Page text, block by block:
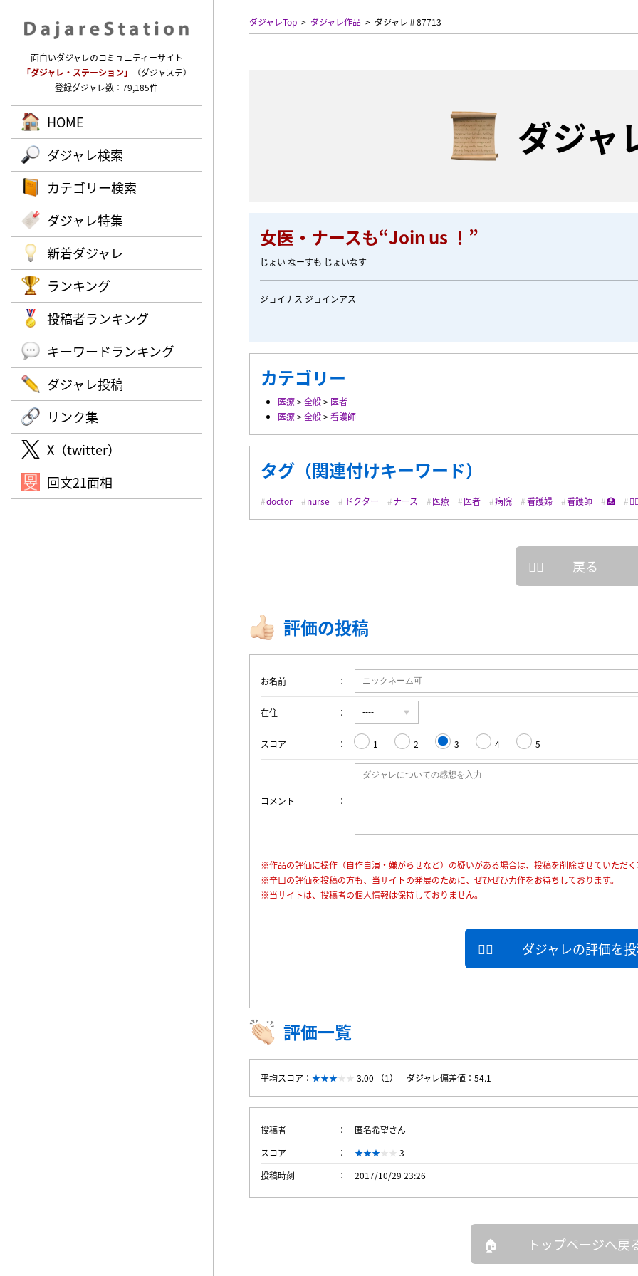
面白いダジャレのコミュニティーサイト
「ダジャレ・ステーション」
（ダジャステ）
登録ダジャレ数：79,185件
HOME
ダジャレ検索
カテゴリー検索
ダジャレ特集
新着ダジャレ
ランキング
投稿者ランキング
キーワードランキング
ダジャレ投稿
リンク集
X（twitter）
回文21面相
ダジャレTop ダジャレ作品 ダジャレ＃87713
ダジャ
女医・ナースも“Join us ！”
じょい なーすも じょいなす
ジョイナス ジョインアス
カテゴリー
医療>全般> 医者
医療>全般>看護師
タグ（関連付けキーワード）
doctor nurse ドクター ナース 医療 医者 病院 看護婦 看護師 🏥
戻る
評価の投稿
お名前
在住
スコア 1 2 3 4 5
コメント
※作品の評価に操作（自作自演・嫌がらせなど）の疑いがある場合は、投稿を削除させていただ
※辛口の評価を投稿の方も、当サイトの発展のために、ぜひぜひ力作をお待ちしております。
※当サイトは、投稿者の個人情報は保持しておりません。
ダジャレの評価を
評価一覧
平均スコア： 3.00 （1） ダジャレ偏差値：54.1
投稿者
匿名希望さん
スコア
3
投稿時刻
2017/10/29 23:26
トップページへ戻